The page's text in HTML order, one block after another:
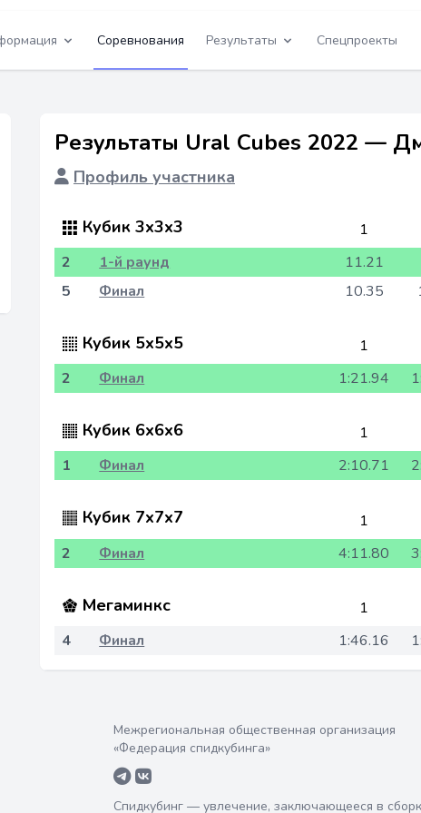
Соревнования Результаты Спецпроекты
Результаты Ural Cubes 2022 —
Профиль участника
Кубик 3x3x3 1
2
1-й раунд 11.21
5
Финал 10.35
Кубик 5x5x5 1
2
Финал 1:21.94
Кубик 6x6x6 1
1
Финал 2:10.71
Кубик 7x7x7 1
2
Финал 4:11.80
Мегаминкс 1
4
Финал 1:46.16
Межрегиональная общественная организация
«Федерация спидкубинга»
Спидкубинг — увлечение, заключающееся в